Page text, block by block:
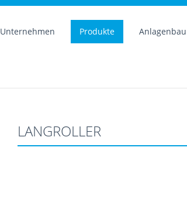
Unternehmen Produkte Anlagenbau
LANGROLLER